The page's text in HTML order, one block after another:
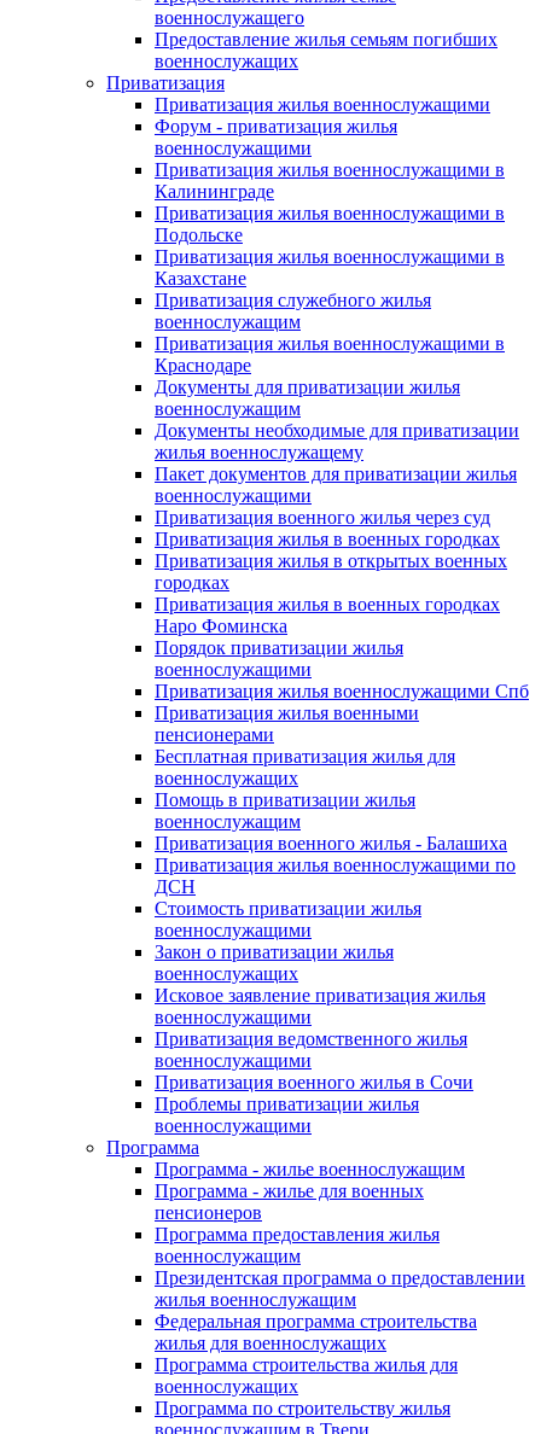
военнослужащего
Предоставление жилья семьям погибших
военнослужащих
Приватизация
Приватизация жилья военнослужащими
Форум - приватизация жилья
военнослужащими
Приватизация жилья военнослужащими в
Калининграде
Приватизация жилья военнослужащими в
Подольске
Приватизация жилья военнослужащими в
Казахстане
Приватизация служебного жилья
военнослужащим
Приватизация жилья военнослужащими в
Краснодаре
Документы для приватизации жилья
военнослужащим
Документы необходимые для приватизации
жилья военнослужащему
Пакет документов для приватизации жилья
военнослужащими
Приватизация военного жилья через суд
Приватизация жилья в военных городках
Приватизация жилья в открытых военных
городках
Приватизация жилья в военных городках
Наро Фоминска
Порядок приватизации жилья
военнослужащими
Приватизация жилья военнослужащими Спб
Приватизация жилья военными
пенсионерами
Бесплатная приватизация жилья для
военнослужащих
Помощь в приватизации жилья
военнослужащим
Приватизация военного жилья - Балашиха
Приватизация жилья военнослужащими по
ДСН
Стоимость приватизации жилья
военнослужащими
Закон о приватизации жилья
военнослужащих
Исковое заявление приватизация жилья
военнослужащими
Приватизация ведомственного жилья
военнослужащими
Приватизация военного жилья в Сочи
Проблемы приватизации жилья
военнослужащими
Программа
Программа - жилье военнослужащим
Программа - жилье для военных
пенсионеров
Программа предоставления жилья
военнослужащим
Президентская программа о предоставлении
жилья военнослужащим
Федеральная программа строительства
жилья для военнослужащих
Программа строительства жилья для
военнослужащих
Программа по строительству жилья
военнослужащим в Твери